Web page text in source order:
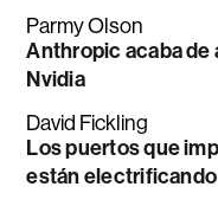
Parmy Olson
Anthropic acaba de
Nvidia
David Fickling
Los puertos que
están electrificando